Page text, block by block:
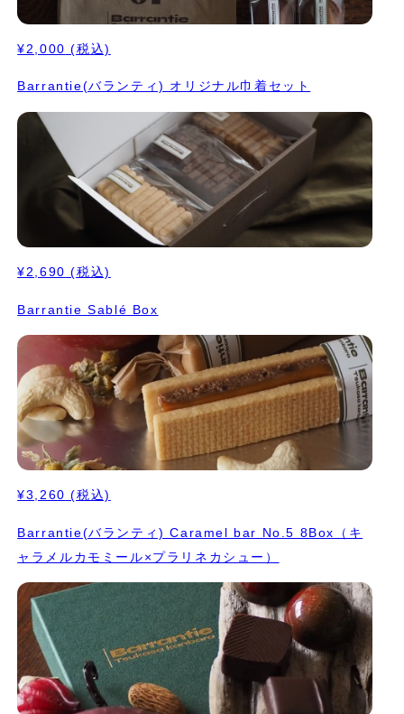
¥2,000 (税込)
Barrantie(バランティ) オリジナル巾着セット
¥2,690 (税込)
Barrantie Sablé Box
¥3,260 (税込)
Barrantie(バランティ) Caramel bar No.5 8Box（キ
ャラメルカモミール×プラリネカシュー）